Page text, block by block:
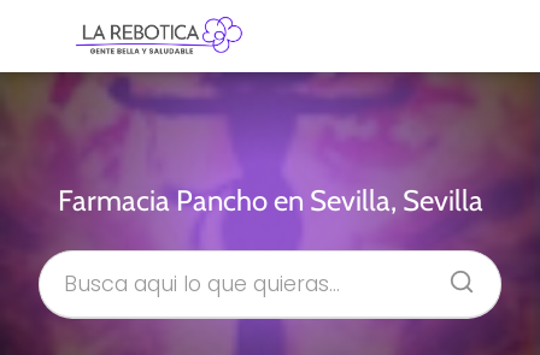
Farmacia Pancho en Sevilla, Sevilla